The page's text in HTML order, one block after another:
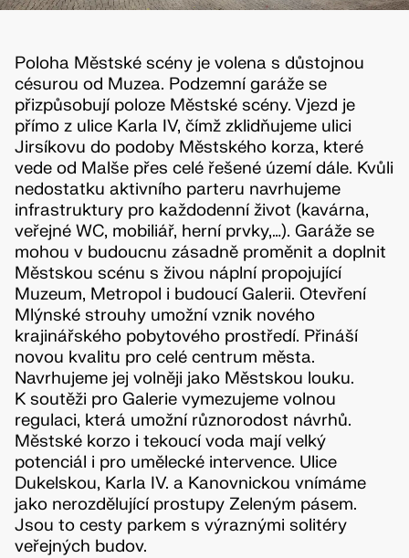
Poloha Městské scény je volena s důstojnou
césurou od Muzea. Podzemní garáže se
přizpůsobují poloze Městské scény. Vjezd je
přímo z ulice Karla IV, čímž zklidňujeme ulici
Jirsíkovu do podoby Městského korza, které
vede od Malše přes celé řešené území dále. Kvůli
nedostatku aktivního parteru navrhujeme
infrastruktury pro každodenní život (kavárna,
veřejné WC, mobiliář, herní prvky,…). Garáže se
mohou v budoucnu zásadně proměnit a doplnit
Městskou scénu s živou náplní propojující
Muzeum, Metropol i budoucí Galerii. Otevření
Mlýnské strouhy umožní vznik nového
krajinářského pobytového prostředí. Přináší
novou kvalitu pro celé centrum města.
Navrhujeme jej volněji jako Městskou louku.
K soutěži pro Galerie vymezujeme volnou
regulaci, která umožní různorodost návrhů.
Městské korzo i tekoucí voda mají velký
potenciál i pro umělecké intervence. Ulice
Dukelskou, Karla IV. a Kanovnickou vnímáme
jako nerozdělující prostupy Zeleným pásem.
Jsou to cesty parkem s výraznými solitéry
veřejných budov.